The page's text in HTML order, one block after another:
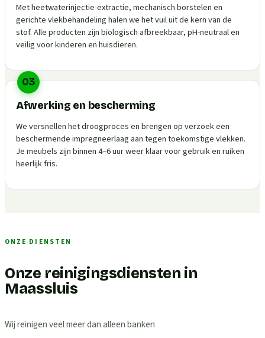
Met heetwaterinjectie-extractie, mechanisch borstelen en
gerichte vlekbehandeling halen we het vuil uit de kern van de
stof. Alle producten zijn biologisch afbreekbaar, pH-neutraal en
veilig voor kinderen en huisdieren.
03
Afwerking en bescherming
We versnellen het droogproces en brengen op verzoek een
beschermende impregneerlaag aan tegen toekomstige vlekken.
Je meubels zijn binnen 4–6 uur weer klaar voor gebruik en ruiken
heerlijk fris.
ONZE DIENSTEN
Onze reinigingsdiensten in
Maassluis
Wij reinigen veel meer dan alleen banken